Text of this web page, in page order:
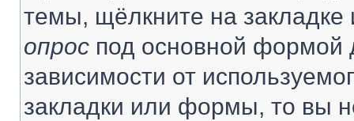
темы, щёлкните на
опрос под основной формой
зависимости от
закладки или формы, то вы